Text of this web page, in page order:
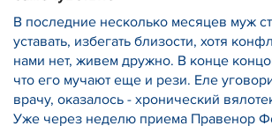
В последние несколько месяцев муж
уставать, избегать близости, хотя
нами нет, живем дружно. В конце
что его мучают еще и рези. Еле
врачу, оказалось - хронический
Уже через неделю приема Правенор